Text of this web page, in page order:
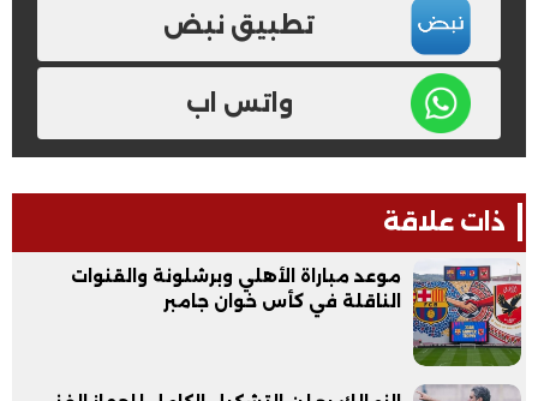
تطبيق نبض
واتس اب
ذات علاقة
موعد مباراة الأهلي وبرشلونة والقنوات
الناقلة في كأس خوان جامبر